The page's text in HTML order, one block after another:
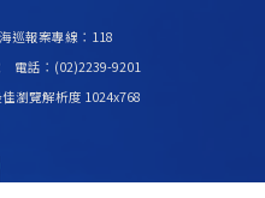
巡報案專線：118
電話：(02)2239-9201
瀏覽解析度 1024x768